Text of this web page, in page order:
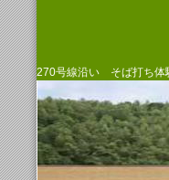
270号線沿い そば打ち体